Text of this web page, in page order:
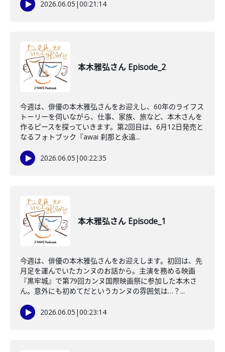
2026.06.05 |00:21:14
本木雅弘さん Episode_2
今週は、俳優の本木雅弘さんをお迎えし、60年のライフス
トーリーを伺いながら、仕事、家族、旅など、本木さんを
作るピースを探っていきます。第2回目は、6月12日発売と
なるフォトブック『awai 刹那と永遠...
2026.06.05 |00:22:35
本木雅弘さん Episode_1
今週は、俳優の本木雅弘さんをお迎えします。初回は、先
月足を運んでいたカンヌのお話から。主演を務める映画
『黒牢城』で第79回カンヌ国際映画祭に参加した本木さ
ん。意外にも初めてだというカンヌの雰囲気は…？...
2026.06.05 |00:23:14